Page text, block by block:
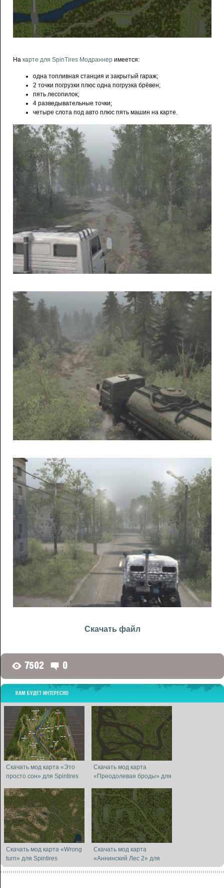
На карте для SpinTires Модраннер имеется:
одна топливная станция и закрытый гараж;
2 точки погрузки плюс одна погрузка брёвен;
пять лесопилок;
4 разведывательные точки;
четыре слота под авто плюс пять машин на карте.
Скачать файл
G 7502 D 0
ВАМ БУДЕТ ИНТЕРЕСНО
Скачать мод карта «Это
просто сон» для Spintires
Скачать мод карта
«Преодолевая броды» для
Скачать мод карта «Wrong
turn» для Spintires
MudRunner
Скачать мод карта
«Аннинский Лес 2» для
Spintires MudRunner